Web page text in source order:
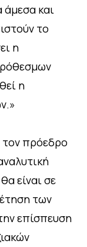
άμεσα και
το
η
η
τον πρόεδρο
είναι σε
των
επίσπευση